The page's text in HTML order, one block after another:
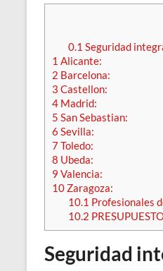
0.1 Seguridad
1 Alicante:
2 Barcelona:
3 Castellon:
4 Madrid:
5 San Sebastian:
6 Sevilla:
7Toledo:
8 Ubeda:
9 Valencia:
10 Zaragoza:
10.1 Profesionales
10.2
Seguridad